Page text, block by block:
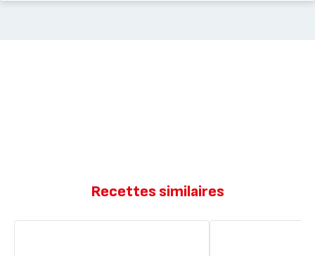
Recettes similaires